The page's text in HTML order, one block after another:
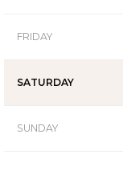
FRIDAY
SATURDAY
SUNDAY